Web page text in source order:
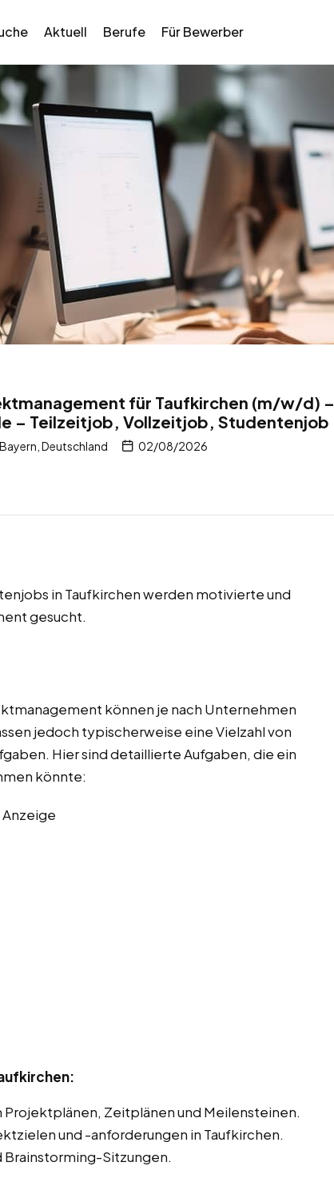
Aktuell Berufe Für Bewerber
für Taufkirchen (m/w/d) –
– Teilzeitjob, Vollzeitjob, Studentenjob
Deutschland 02/08/2026
in Taufkirchen werden motivierte und
gesucht.
können je nach Unternehmen
jedoch typischerweise eine Vielzahl von
Hier sind detaillierte Aufgaben, die ein
könnte:
Anzeige
Zeitplänen und Meilensteinen.
und -anforderungen in Taufkirchen.
Sitzungen.